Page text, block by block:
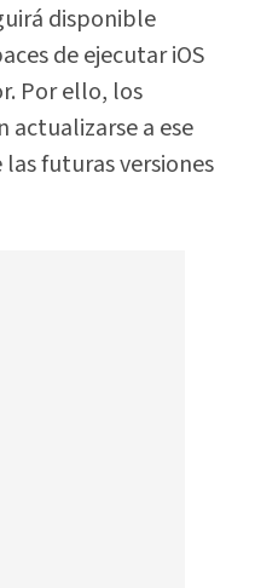
disponible
de ejecutar iOS
Por ello, los
actualizarse a ese
futuras versiones